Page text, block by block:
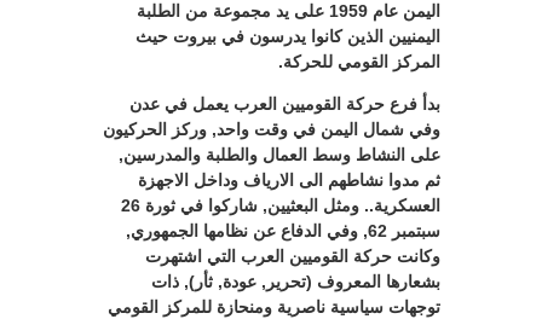
اليمن عام 1959 على يد مجموعة من الطلبة
اليمنيين الذين كانوا يدرسون في بيروت حيث
المركز القومي للحركة.
بدأ فرع حركة القوميين العرب يعمل في عدن
وفي شمال اليمن في وقت واحد, وركز الحركيون
على النشاط وسط العمال والطلبة والمدرسين,
ثم مدوا نشاطهم الى الارياف وداخل الاجهزة
العسكرية.. ومثل البعثيين, شاركوا في ثورة 26
سبتمبر 62, وفي الدفاع عن نظامها الجمهوري,
وكانت حركة القوميين العرب التي اشتهرت
بشعارها المعروف (تحرير, عودة, ثأر), ذات
توجهات سياسية ناصرية ومنحازة للمركز القومي